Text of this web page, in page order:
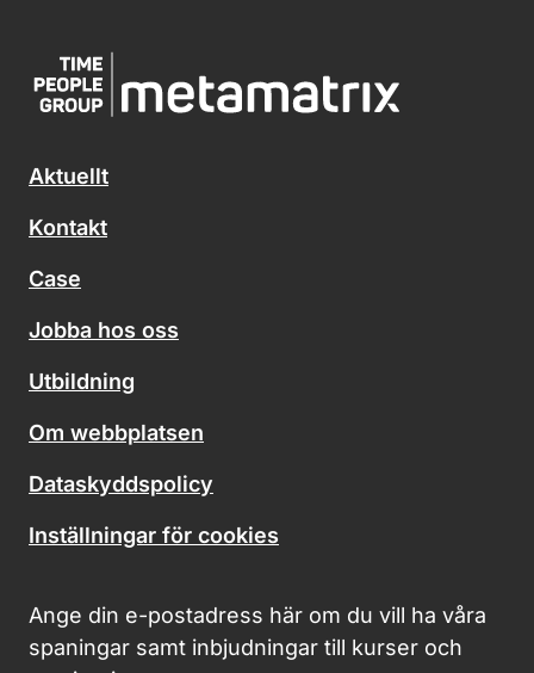
Aktuellt
Kontakt
Case
Jobba hos oss
Utbildning
Om webbplatsen
Dataskyddspolicy
Inställningar för cookies
Ange din e-postadress här om du vill ha våra
spaningar samt inbjudningar till kurser och